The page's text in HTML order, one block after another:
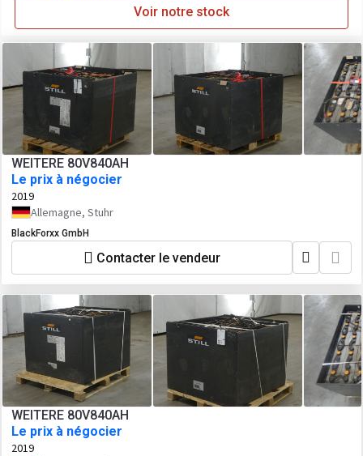
Voir notre stock
WEITERE 80V840AH
Le prix à négocier
2019
Allemagne, Stuhr
BlackForxx GmbH
Contacter le vendeur
WEITERE 80V840AH
Le prix à négocier
2019